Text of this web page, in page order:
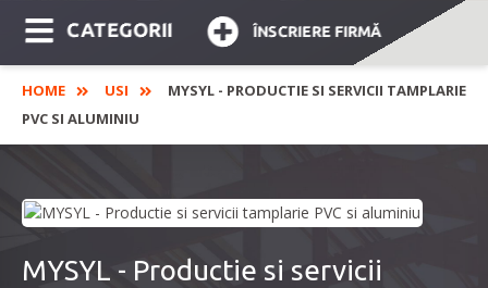
CATEGORII ÎNSCRIERE FIRMĂ
HOME USI
MYSYL - PRODUCTIE SI SERVICII TAMPLARIE
PVC SI ALUMINIU
MYSYL - Productie si servicii